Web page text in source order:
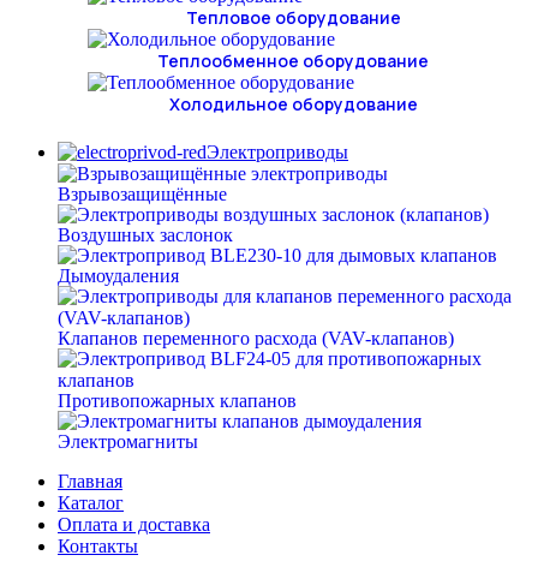
Тепловое оборудование
Теплообменное оборудование
Холодильное оборудование
Электроприводы
Взрывозащищённые
Воздушных заслонок
Дымоудаления
Клапанов переменного расхода (VAV-клапанов)
Противопожарных клапанов
Электромагниты
Главная
Каталог
Оплата и доставка
Контакты